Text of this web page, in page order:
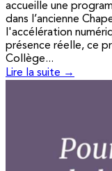
accueille une
dans l’ancienne
l'accélération
présence réelle, ce
Collège...
Lire la suite →